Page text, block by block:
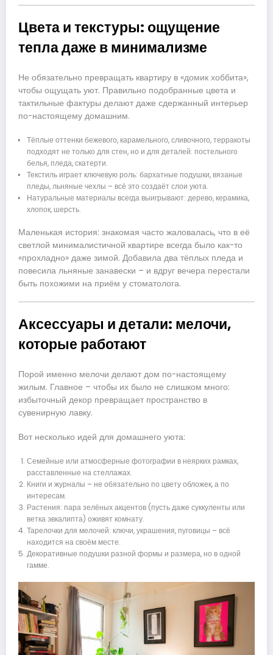
Цвета и текстуры: ощущение
тепла даже в минимализме
Не обязательно превращать квартиру в «домик хоббита»,
чтобы ощущать уют. Правильно подобранные цвета и
тактильные фактуры делают даже сдержанный интерьер
по-настоящему домашним.
Тёплые оттенки бежевого, карамельного, сливочного, терракоты
подходят не только для стен, но и для деталей: постельного
белья, пледа, скатерти.
Текстиль играет ключевую роль: бархатные подушки, вязаные
пледы, льняные чехлы – всё это создаёт слои уюта.
Натуральные материалы всегда выигрывают: дерево, керамика,
хлопок, шерсть.
Маленькая история: знакомая часто жаловалась, что в её
светлой минималистичной квартире всегда было как-то
«прохладно» даже зимой. Добавила два тёплых пледа и
повесила льняные занавески – и вдруг вечера перестали
быть похожими на приём у стоматолога.
Аксессуары и детали: мелочи,
которые работают
Порой именно мелочи делают дом по-настоящему
жилым. Главное – чтобы их было не слишком много:
избыточный декор превращает пространство в
сувенирную лавку.
Вот несколько идей для домашнего уюта:
Семейные или атмосферные фотографии в неярких рамках,
расставленные на стеллажах.
Книги и журналы – не обязательно по цвету обложек, а по
интересам.
Растения: пара зелёных акцентов (пусть даже суккуленты или
ветка эвкалипта) оживят комнату.
Тарелочки для мелочей: ключи, украшения, пуговицы – всё
находится на своём месте.
Декоративные подушки разной формы и размера, но в одной
гамме.